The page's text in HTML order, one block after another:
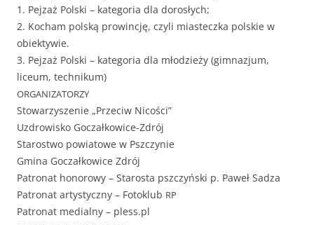
1. Pejzaż Pol­s­ki – kat­e­go­ria dla dorosłych;
2. Kocham pol­ską prow­incję, czyli miastecz­ka pol­skie w
obiektywie.
3. Pejzaż Pol­s­ki – kat­e­go­ria dla młodzieży (gim­nazjum,
liceum, technikum)
ORGANIZATORZY
Sto­warzysze­nie „Prze­ciw Nicości”
Uzdrowisko Goczałkowice-Zdrój
Starost­wo powia­towe w Pszczynie
Gmi­na Gocza­łkow­ice Zdrój
Patronat hon­orowy – Staros­ta pszczyńs­ki p. Paweł Sadza
Patronat artysty­czny – Fotok­lub RP
Patronat medi­al­ny – pless.pl